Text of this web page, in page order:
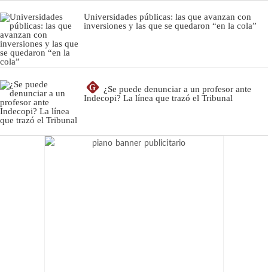
Universidades públicas: las que avanzan con
inversiones y las que se quedaron “en la cola”
G
¿Se puede denunciar a un profesor ante
Indecopi? La línea que trazó el Tribunal